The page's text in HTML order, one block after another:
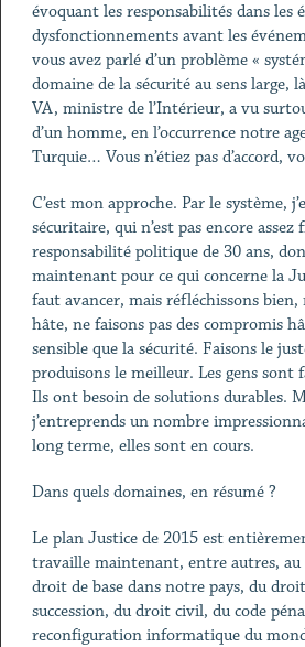
évoquant les responsabilités dans les
dysfonctionnements avant les
vous avez parlé d’un problème «
domaine de la sécurité au sens large,
VA, ministre de l’Intérieur, a vu
d’un homme, en l’occurrence notre
Turquie… Vous n’étiez pas d’accord,
C’est mon approche. Par le système,
sécuritaire, qui n’est pas encore assez
responsabilité politique de 30 ans,
maintenant pour ce qui concerne la
faut avancer, mais réfléchissons bien,
hâte, ne faisons pas des compromis
sensible que la sécurité. Faisons le
produisons le meilleur. Les gens sont
Ils ont besoin de solutions durables.
j’entreprends un nombre
long terme, elles sont en cours.
Dans quels domaines, en résumé ?
Le plan Justice de 2015 est
travaille maintenant, entre autres,
droit de base dans notre pays, du
succession, du droit civil, du code
reconfiguration informatique du